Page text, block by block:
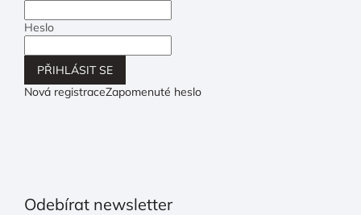
Heslo
PŘIHLÁSIT SE
Nová registraceZapomenuté heslo
Odebírat newsletter